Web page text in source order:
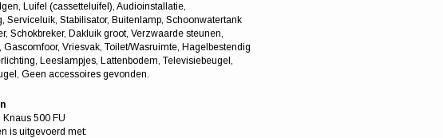
Luifel (cassetteluifel), Audioinstallatie,
Serviceluik, Stabilisator, Buitenlamp, Schoonwatertank
Schokbreker, Dakluik groot, Verzwaarde steunen,
Gascomfoor, Vriesvak, Toilet/Wasruimte, Hagelbestendig
Leeslampjes, Lattenbodem, Televisiebeugel,
Geen accessoires gevonden.
500 FU
is uitgevoerd met: